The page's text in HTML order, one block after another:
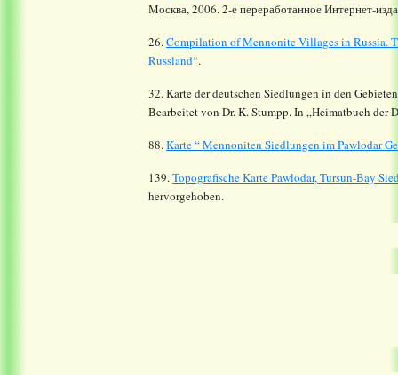
Москва, 2006. 2-е переработанное Интернет-
26.Compilation of Mennonite Villages in Russia.
Russland“.
32. Karte der deutschen Siedlungen in den
Bearbeitet von Dr. K. Stumpp. In „Heimatbuch der
88.Karte “ Mennoniten Siedlungen im Pawlodar
139.Topografische Karte Pawlodar, Tursun-Bay
hervorgehoben.